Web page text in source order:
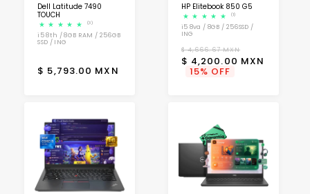
Dell Latitude 7490
TOUCH
(3)
i5 8th / 8GB RAM / 256GB
SSD / ING
Precio
$ 5,793.00 MXN
HP Elitebook 850 G5
(1)
i5 8va / 8GB / 256SSD /
ING
Precio
habitual
$ 4,666.67 MXN
de
$ 4,200.00 MXN
15% OFF